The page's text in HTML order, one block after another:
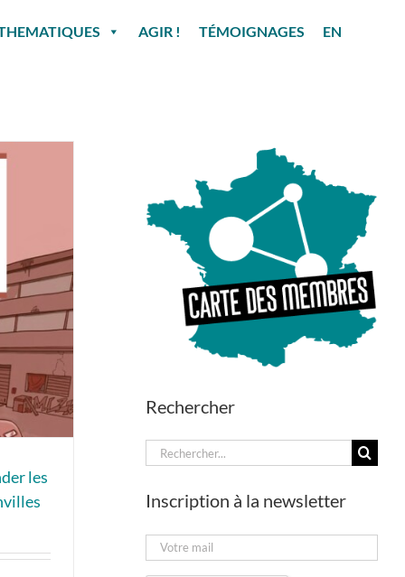
AGIR ! TÉMOIGNAGES EN
les
Rechercher
Rechercher:
Inscription à la newsletter